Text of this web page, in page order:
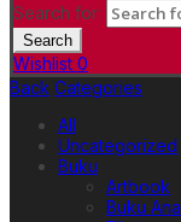
Search for:
Search
Wishlist 0
Back Categories
All
Uncategorized
Buku
Artbook
Buku